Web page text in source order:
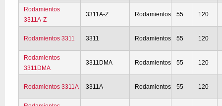
Rodamientos
3311A-Z
3311A-Z Rodamientos 55 120
Rodamientos 3311 3311 Rodamientos 55 120
Rodamientos
3311DMA
3311DMA Rodamientos 55 120
Rodamientos 3311A 3311A Rodamientos 55 120